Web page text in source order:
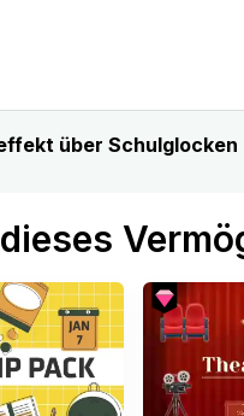
über Schulglocken